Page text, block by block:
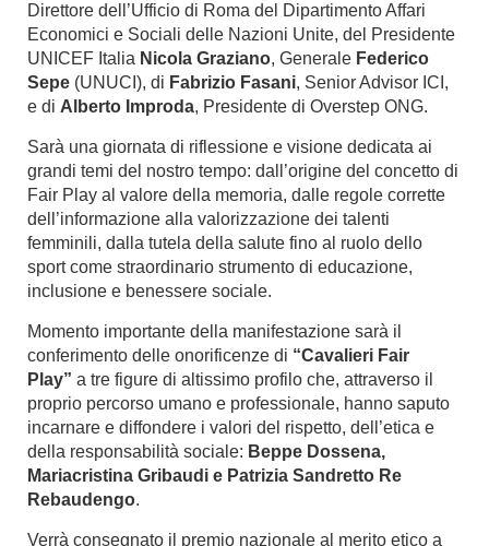
Direttore dell’Ufficio di Roma del Dipartimento Affari
Economici e Sociali delle Nazioni Unite, del Presidente
UNICEF Italia Nicola Graziano, Generale Federico
Sepe (UNUCI), di Fabrizio Fasani, Senior Advisor ICI,
e di Alberto Improda, Presidente di Overstep ONG.
Sarà una giornata di riflessione e visione dedicata ai
grandi temi del nostro tempo: dall’origine del concetto di
Fair Play al valore della memoria, dalle regole corrette
dell’informazione alla valorizzazione dei talenti
femminili, dalla tutela della salute fino al ruolo dello
sport come straordinario strumento di educazione,
inclusione e benessere sociale.
Momento importante della manifestazione sarà il
conferimento delle onorificenze di “Cavalieri Fair
Play” a tre figure di altissimo profilo che, attraverso il
proprio percorso umano e professionale, hanno saputo
incarnare e diffondere i valori del rispetto, dell’etica e
della responsabilità sociale: Beppe Dossena,
Mariacristina Gribaudi e Patrizia Sandretto Re
Rebaudengo.
Verrà consegnato il premio nazionale al merito etico a